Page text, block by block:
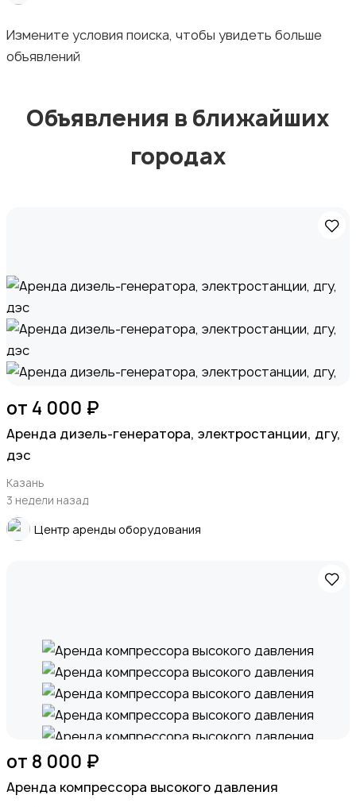
Скрипты и программное обеспечение
Измените условия поиска, чтобы увидеть больше
объявлений
Объявления в ближайших
городах
от 4 000 ₽
Apeндa дизель-генератора, элeктрoстанции, дгу,
дэc
Казань
3 недели назад
Центр аренды оборудования
от 8 000 ₽
Аренда компрессора высокого давления